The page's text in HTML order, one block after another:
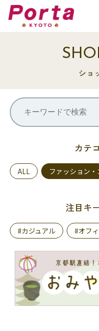
ショ
カテ
ALL ファッション
注目キ
#カジュアル #オフ